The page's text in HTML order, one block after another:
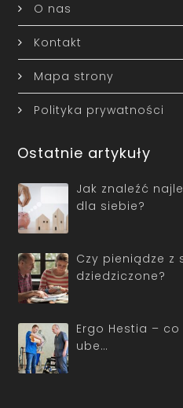
O nas
Kontakt
Mapa strony
Polityka prywatności
Ostatnie artykuły
Jak znaleźć
dla siebie?
Czy pieniądze z
dziedziczone?
Ergo Hestia –
ube…